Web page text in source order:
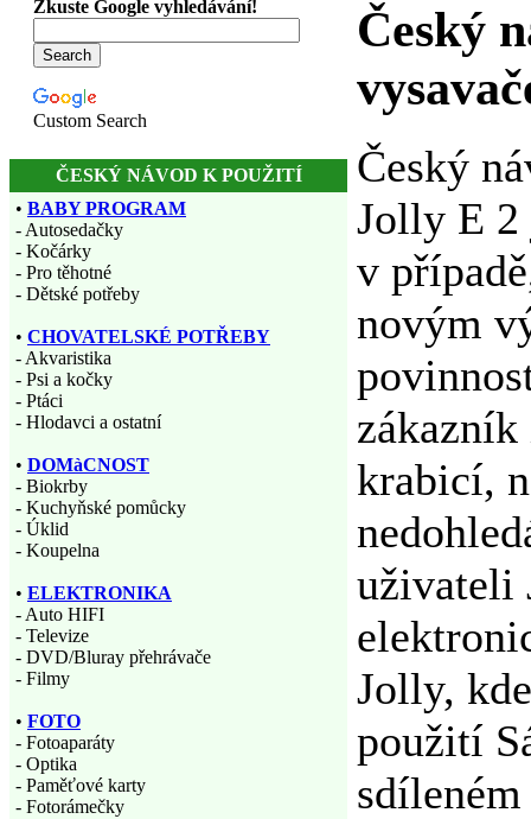
Český
Český
Jolly E 2
v
novým
krabicí,
uživateli
Jolly,
použití
Zkuste Google vyhledávání!
Custom Search
ČESKÝ NÁVOD K POUŽITÍ
• BABY PROGRAM
- Autosedačky
- Kočárky
- Pro těhotné
- Dětské potřeby
• CHOVATELSKÉ POTŘEBY
- Akvaristika
- Psi a kočky
- Ptáci
- Hlodavci a ostatní
• DOMàCNOST
- Biokrby
- Kuchyňské pomůcky
- Úklid
- Koupelna
• ELEKTRONIKA
- Auto HIFI
- Televize
- DVD/Bluray přehrávače
- Filmy
• FOTO
- Fotoaparáty
- Optika
- Paměťové karty
- Fotorámečky